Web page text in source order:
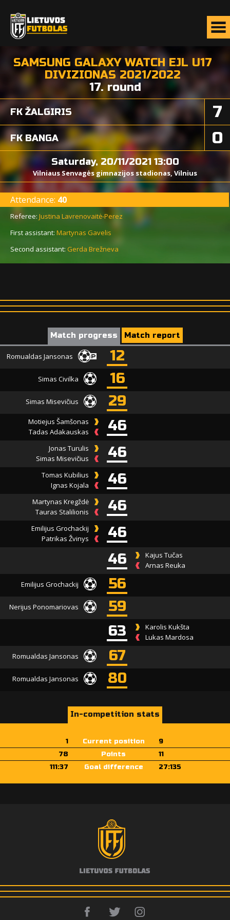
SAMSUNG GALAXY WATCH EJL U17
DIVIZIONAS 2021/2022
17. round
7
FK ŽALGIRIS
FK BANGA 0
Saturday, 20/11/2021 13:00
Vilniaus Senvagės gimnazijos stadionas, Vilnius
Attendance: 40
Referee: Justina Lavrenovaitė-Perez
First assistant: Martynas Gavelis
Second assistant: Gerda Brežneva
Match progress Match report
Romualdas Jansonas 12
Simas Civilka 16
Simas Misevičius 29
Motiejus Šamšonas
Tadas Adakauskas
46
Jonas Turulis
Simas Misevičius
46
Tomas Kubilius
Ignas Kojala
46
Martynas Kregždė
Tauras Stalilionis
46
Emilijus Grochackij
Patrikas Žvinys
46
46
Kajus Tučas
Arnas Reuka
Emilijus Grochackij 56
Nerijus Ponomariovas
59
63
Karolis Kukšta
Lukas Mardosa
Romualdas Jansonas 67
Romualdas Jansonas 80
In-competition stats
1 Current position
9
78
Points
11
111:37
Goal difference 27:135